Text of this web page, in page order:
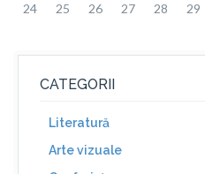
24 25 26 27 28 29
CATEGORII
Literatură
Arte vizuale